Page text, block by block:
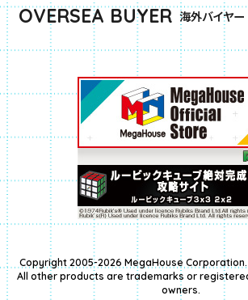
OVERSEA BUYER 海外バイヤー
Copyright 2005-2026 MegaHouse
All other products are trademarks or
owners.